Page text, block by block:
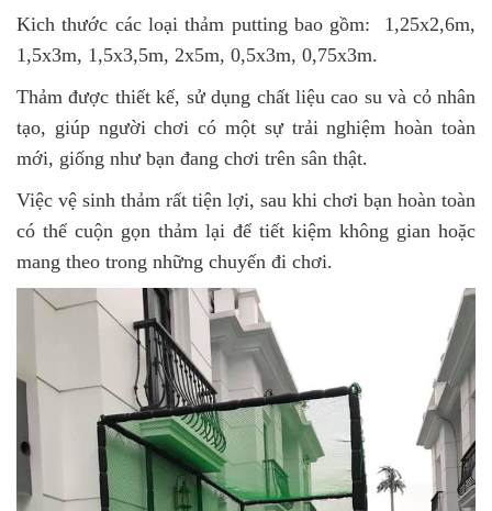
Kich thước các loại thảm putting bao gồm: 1,25x2,6m,
1,5x3m, 1,5x3,5m, 2x5m, 0,5x3m, 0,75x3m.
Thảm được thiết kế, sử dụng chất liệu cao su và cỏ nhân
tạo, giúp người chơi có một sự trải nghiệm hoàn toàn
mới, giống như bạn đang chơi trên sân thật.
Việc vệ sinh thảm rất tiện lợi, sau khi chơi bạn hoàn toàn
có thể cuộn gọn thảm lại để tiết kiệm không gian hoặc
mang theo trong những chuyến đi chơi.